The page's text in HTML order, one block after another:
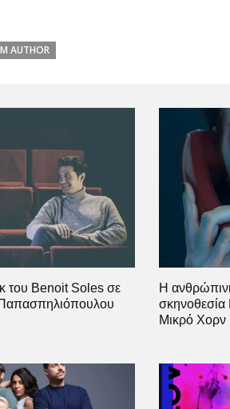
AUTHOR
του Benoit Soles σε
Η
σκηνοθεσία
Μικρό Χορν